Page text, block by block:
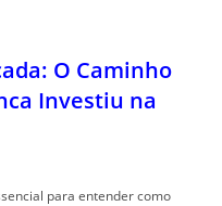
O Caminho
Investiu na
para entender como